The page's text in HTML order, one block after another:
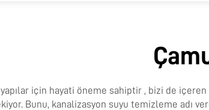
yapılar için hayati öneme sahiptir , bizi de içeren
Bunu, kanalizasyon suyu temizleme adı